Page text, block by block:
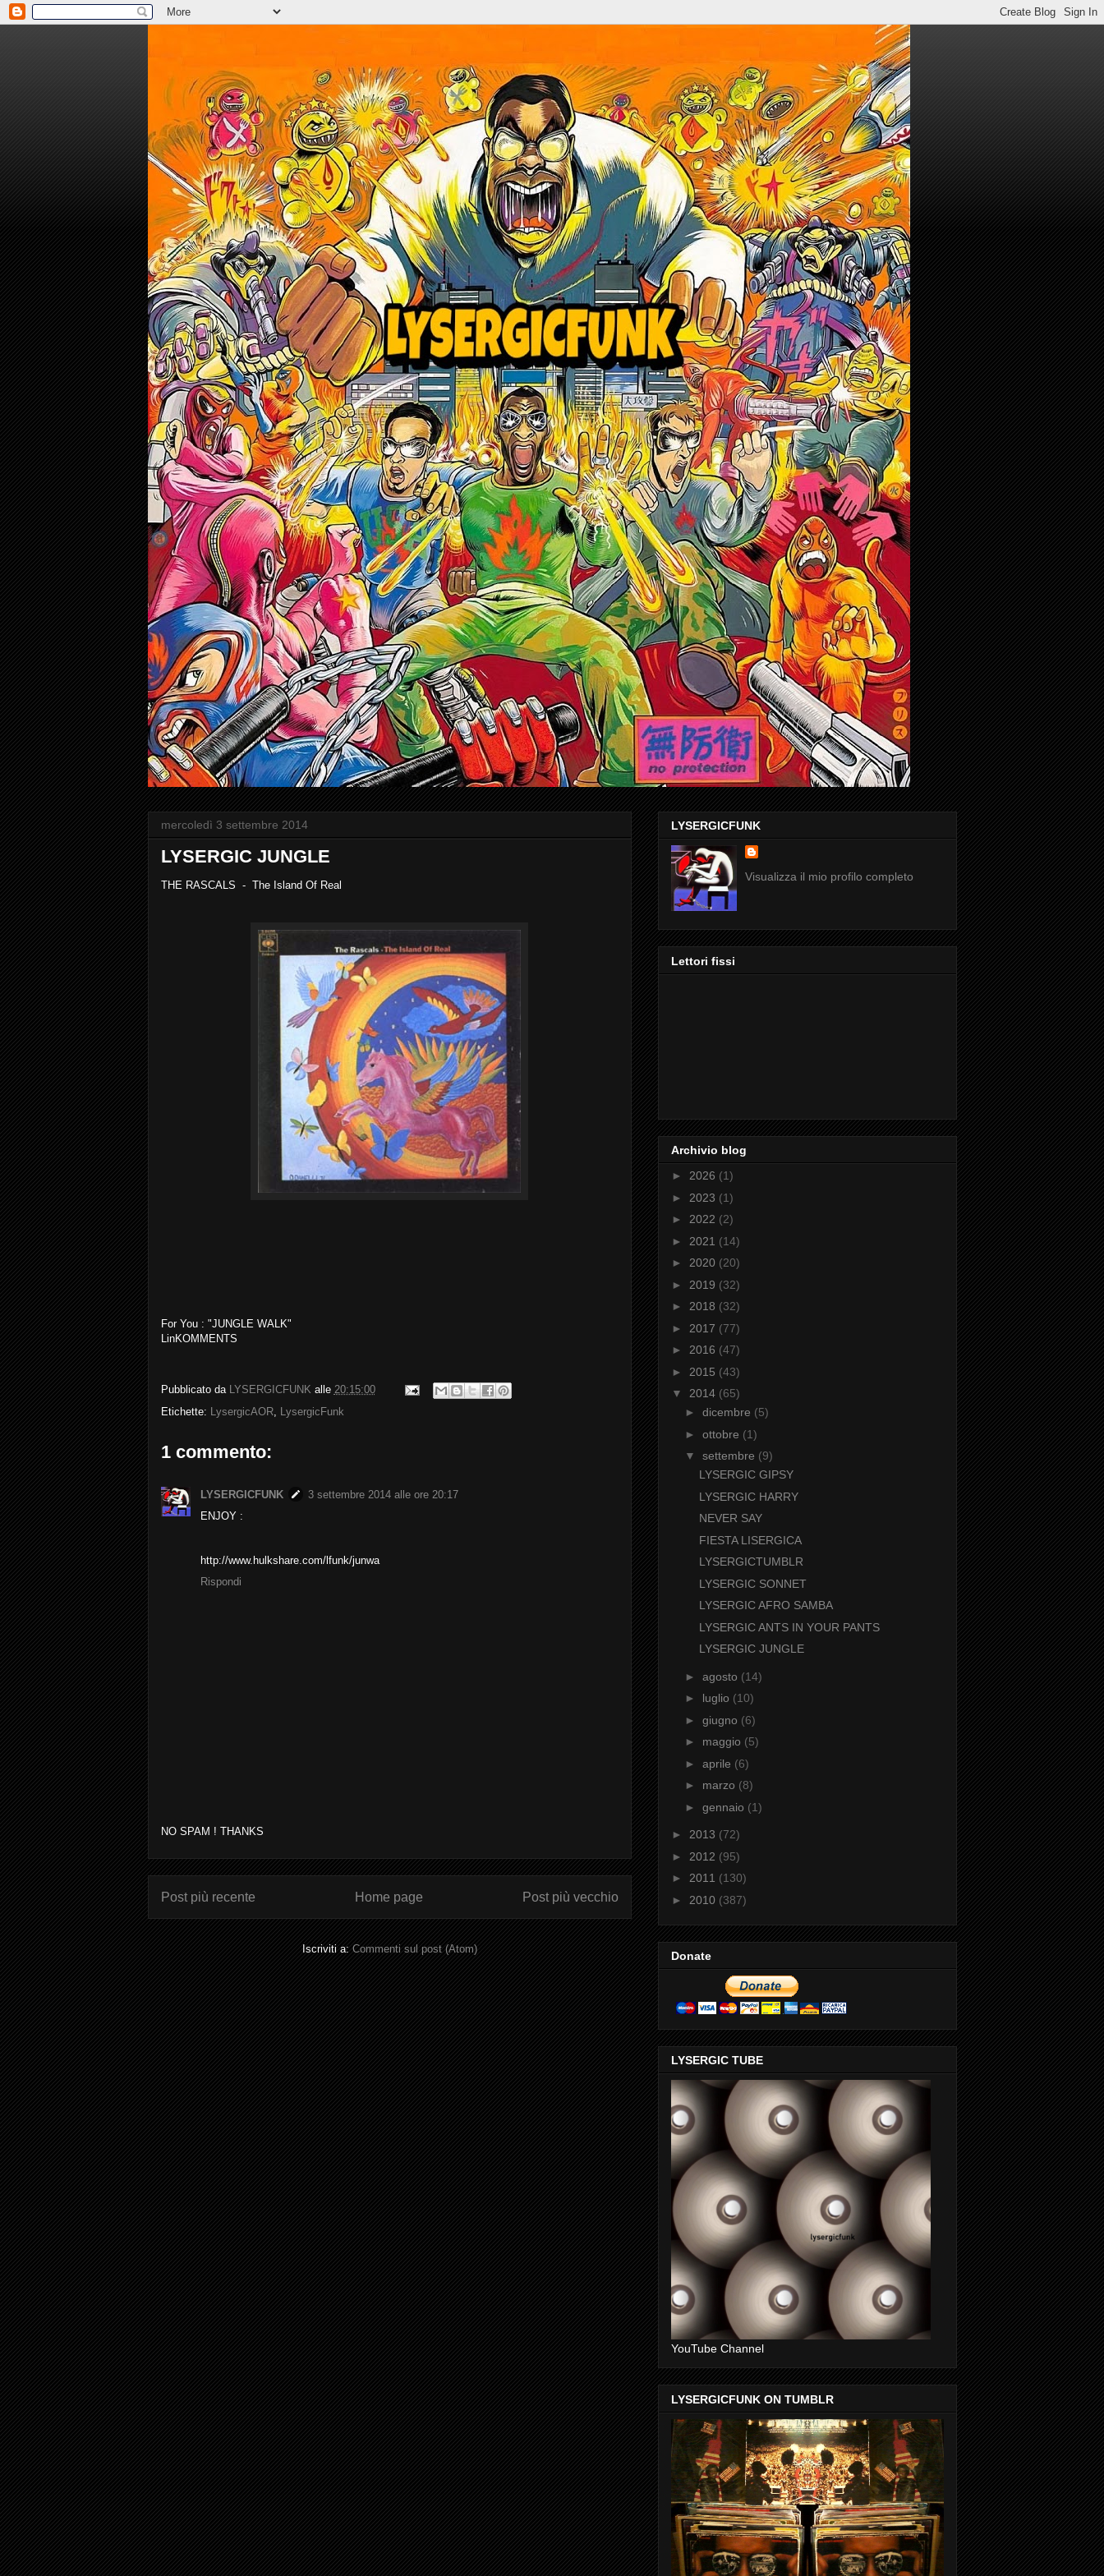
mercoledì 3 settembre 2014
LYSERGIC JUNGLE
THE RASCALS - The Island Of Real
For You : "JUNGLE WALK"
LinKOMMENTS
Pubblicato da LYSERGICFUNK alle 20:15:00
Etichette: LysergicAOR, LysergicFunk
1 commento:
LYSERGICFUNK
3 settembre 2014 alle ore 20:17
ENJOY :
http://www.hulkshare.com/lfunk/junwa
Rispondi
NO SPAM ! THANKS
Post più recente Post più vecchio
Home page
Iscriviti a: Commenti sul post (Atom)
LYSERGICFUNK
Visualizza il mio profilo completo
Lettori fissi
Archivio blog
► 2026 (1)
► 2023 (1)
► 2022 (2)
► 2021 (14)
► 2020 (20)
► 2019 (32)
► 2018 (32)
► 2017 (77)
► 2016 (47)
► 2015 (43)
▼ 2014 (65)
►dicembre (5)
►ottobre (1)
▼settembre (9)
LYSERGIC GIPSY
LYSERGIC HARRY
NEVER SAY
FIESTA LISERGICA
LYSERGICTUMBLR
LYSERGIC SONNET
LYSERGIC AFRO SAMBA
LYSERGIC ANTS IN YOUR PANTS
LYSERGIC JUNGLE
►agosto (14)
► luglio (10)
►giugno (6)
► maggio (5)
►aprile (6)
► marzo (8)
►gennaio (1)
► 2013 (72)
► 2012 (95)
► 2011 (130)
► 2010 (387)
Donate
LYSERGIC TUBE
YouTube Channel
LYSERGICFUNK ON TUMBLR